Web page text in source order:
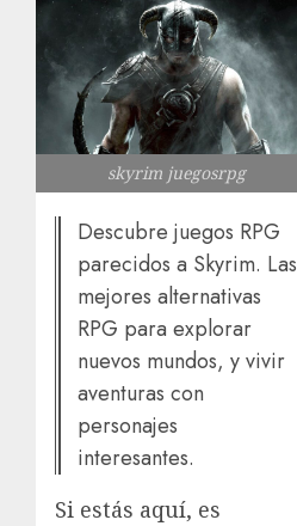
skyrim juegosrpg
Descubre juegos RPG
parecidos a Skyrim. Las
mejores alternativas
RPG para explorar
nuevos mundos, y vivir
aventuras con
personajes
interesantes.
Si estás aquí, es